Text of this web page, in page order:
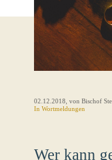
02.12.2018 , von Bischof
InWortmeldungen
Wer kann